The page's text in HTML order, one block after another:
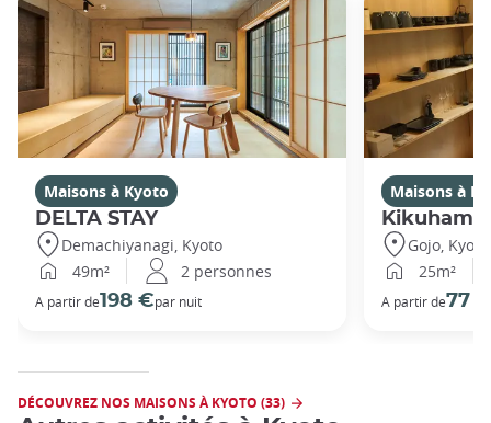
Maisons à Kyoto
DELTA STAY
Demachiyanagi, Kyoto
49m²
2 personnes
A partir de198 €par nuit
Maisons à
Kikuhama
Gojo, Kyoto
25m²
A partir de77 €
DÉCOUVREZ NOS MAISONS À KYOTO (33)